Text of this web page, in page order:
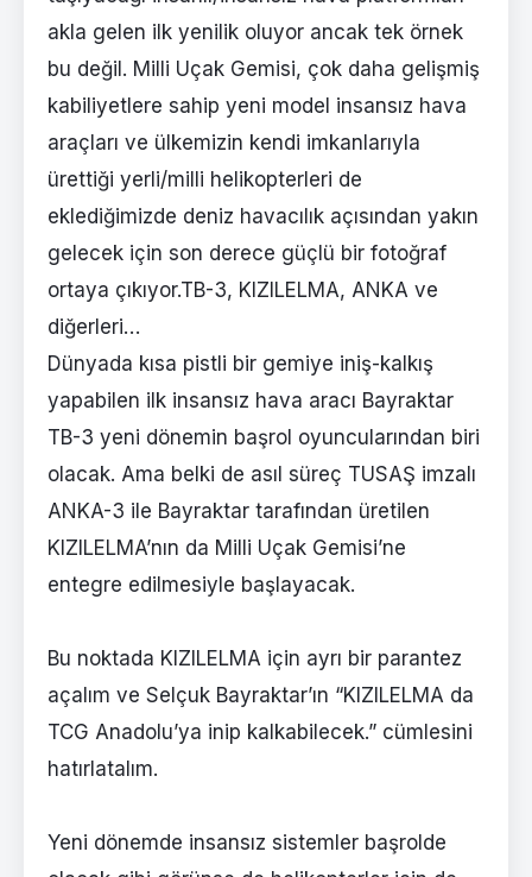
akla gelen ilk yenilik oluyor ancak tek örnek
bu değil. Milli Uçak Gemisi, çok daha gelişmiş
kabiliyetlere sahip yeni model insansız hava
araçları ve ülkemizin kendi imkanlarıyla
ürettiği yerli/milli helikopterleri de
eklediğimizde deniz havacılık açısından yakın
gelecek için son derece güçlü bir fotoğraf
ortaya çıkıyor.TB-3, KIZILELMA, ANKA ve
diğerleri…
Dünyada kısa pistli bir gemiye iniş-kalkış
yapabilen ilk insansız hava aracı Bayraktar
TB-3 yeni dönemin başrol oyuncularından biri
olacak. Ama belki de asıl süreç TUSAŞ imzalı
ANKA-3 ile Bayraktar tarafından üretilen
KIZILELMA’nın da Milli Uçak Gemisi’ne
entegre edilmesiyle başlayacak.
Bu noktada KIZILELMA için ayrı bir parantez
açalım ve Selçuk Bayraktar’ın “KIZILELMA da
TCG Anadolu’ya inip kalkabilecek.” cümlesini
hatırlatalım.
Yeni dönemde insansız sistemler başrolde